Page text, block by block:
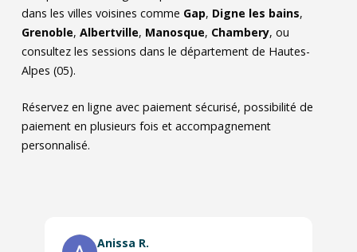
dans les villes voisines comme Gap, Digne les bains,
Grenoble, Albertville, Manosque, Chambery, ou
consultez les sessions dans le département de Hautes-
Alpes (05).
Réservez en ligne avec paiement sécurisé, possibilité de
paiement en plusieurs fois et accompagnement
personnalisé.
Anissa R.